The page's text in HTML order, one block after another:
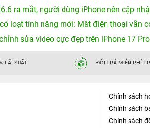
ra mắt, người dùng iPhone nên cập
loạt tính năng mới: Mất điện thoại vẫn
sửa video cực đẹp trên iPhone 17
LÃI SUẤT ĐỔI TRẢ MIỄN PHÍ
Chính sách
Chính sách
Chính sách